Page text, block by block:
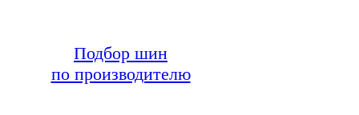
Подбор шин
по производителю